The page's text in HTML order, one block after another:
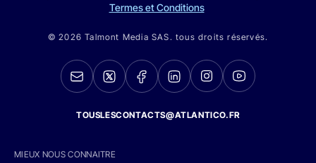
Termes et Conditions
© 2026 Talmont Media SAS. tous droits réservés.
TOUSLESCONTACTS@ATLANTICO.FR
MIEUX NOUS CONNAITRE